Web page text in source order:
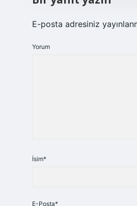
E-posta adresiniz
Yorum
İsim*
E-Posta*